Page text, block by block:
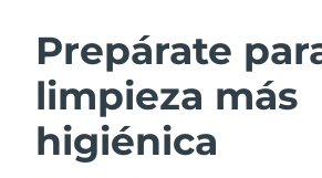
Prepárate
limpieza más
higiénica
Limpieza facial
Austria
Baréin
Bélgica